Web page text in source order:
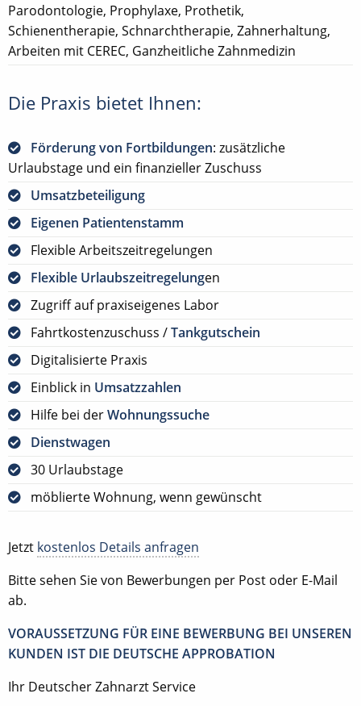
Parodontologie, Prophylaxe, Prothetik,
Schienentherapie, Schnarchtherapie, Zahnerhaltung,
Arbeiten mit CEREC, Ganzheitliche Zahnmedizin
Die Praxis bietet Ihnen:
Förderung von Fortbildungen: zusätzliche
Urlaubstage und ein finanzieller Zuschuss
Umsatzbeteiligung
Eigenen Patientenstamm
Flexible Arbeitszeitregelungen
Flexible Urlaubszeitregelungen
Zugriff auf praxiseigenes Labor
Fahrtkostenzuschuss /Tankgutschein
Digitalisierte Praxis
Einblick in Umsatzzahlen
Hilfe bei derWohnungssuche
Dienstwagen
30 Urlaubstage
möblierte Wohnung, wenn gewünscht
Jetzt kostenlos Details anfragen
Bitte sehen Sie von Bewerbungen per Post oder E-Mail
ab.
VORAUSSETZUNG FÜR EINE BEWERBUNG BEI UNSEREN
KUNDEN IST DIE DEUTSCHE APPROBATION
Ihr Deutscher Zahnarzt Service